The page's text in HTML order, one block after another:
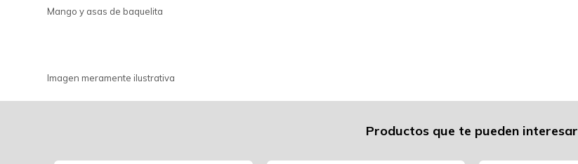
Mango y asas de baquelita
Imagen meramente ilustrativa
Productos que te pueden interesar